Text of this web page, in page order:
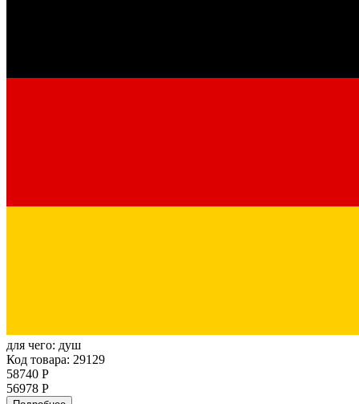
для чего: душ
Код товара: 29129
58740 Р
56978 Р